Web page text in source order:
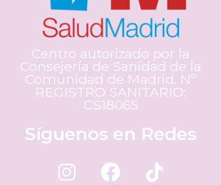
Centro autorizado por la
Consejería de Sanidad de la
Comunidad de Madrid. Nº
REGISTRO SANITARIO:
CS18065
Síguenos en Redes